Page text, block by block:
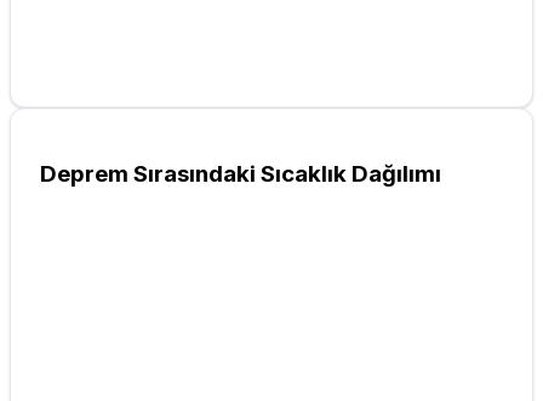
Deprem Sırasındaki Sıcaklık Dağılımı